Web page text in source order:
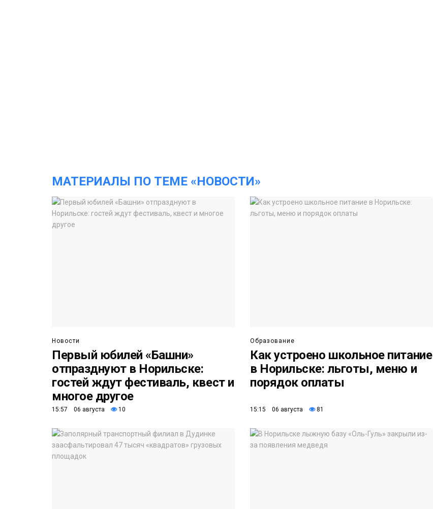
МАТЕРИАЛЫ ПО ТЕМЕ «НОВОСТИ»
Новости
Первый юбилей «Башни»
отпразднуют в Норильске:
гостей ждут фестиваль, квест и
многое другое
15:57 06 августа 10
Образование
Как устроено школьное питание
в Норильске: льготы, меню и
порядок оплаты
15:15 06 августа 81